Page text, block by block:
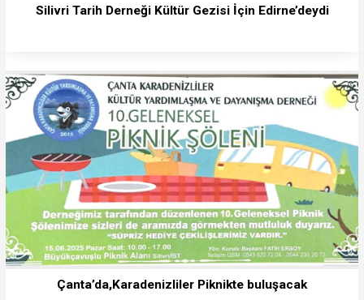
Silivri Tarih Derneği Kültür Gezisi İçin Edirne’deydi
Çanta’da,Karadenizliler Piknikte buluşacak